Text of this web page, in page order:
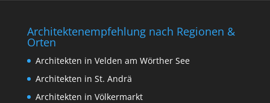
Architektenempfehlung nach Regionen &
Orten
Architekten in Velden am Wörther See
Architekten in St. Andrä
Architekten in Völkermarkt